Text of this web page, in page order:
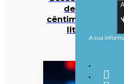
de 10
cêntimos por
litro
A sua